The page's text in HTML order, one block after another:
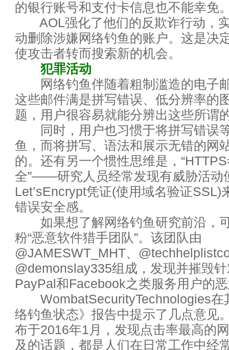
2017科技行业七大趋势：无人
又到年终，看九大企业技术趋势
CIO们的2017——5大领域4个技
大数据失败案例提醒：8个不能
CIO:IT从运维到运营
面对网络边界的迷失？在虚拟
马云乌镇演讲实录：未来30年
AI技术大力冲击就业市场 哪些
2016热门数据存储技术
CIO:淘汰你的不是新技术，而
如何成为数据分析师
十大IT工作和工程
三大恶意软件的绝密藏身之地
的银行账号和支付卡信息也不能幸免
AOL强化了他们的反欺诈行动，
动删除涉嫌网络钓鱼的账户。这是决
使攻击者转而搜索新的机会。
犯罪活动
网络钓鱼伴随着粗制滥造的电子
这些邮件满是拼写错误、低分辨率的
题，用户很容易就能分辨出这些所谓
同时，用户也习惯于将拼写错误
鱼，而将拼写、语法和展示无错的网
的。还有另一个惯性思维是，
全”——研究人员经常发现有威胁活动
Let’sEncrypt凭证(使用域名验证SSL)
错误安全感。
如果想了解网络钓鱼研究前沿，
粉“恶意软件猎手团队”。该团队由
@JAMESWT_MHT、
@demonslay335组成，发现并摧毁
PayPal和Facebook之类服务用户的
WombatSecurityTechnologies在
络钓鱼状态》报告中提示了几点意见
布于2016年1月，发现点击率最高的
及的话题，都是人们在日常工作中经